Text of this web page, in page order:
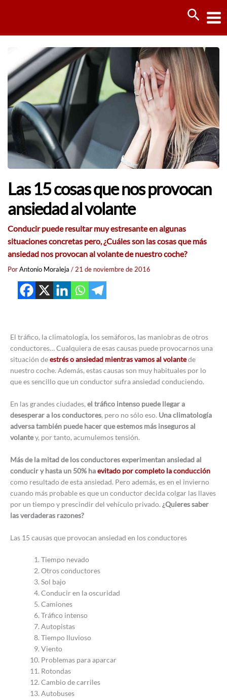
Las 15 cosas que nos provocan
ansiedad al volante
Conducir puede resultar muy estresante en algunas
situaciones concretas pero, ¿Cuáles son las cosas que más
ansiedad nos provocan al volante de nuestro coche?
PorAntonio Moraleja / 21 de noviembre de 2016
El tráfico, la climatología, los semáforos, las maniobras de otros
conductores… Cualquiera de esas causas puede provocarnos una
situación deestrés o ansiedad mientras vamos al volantede
nuestro coche. Además, estas causas son muy habituales por lo
que es sencillo que un conductor sufra ansiedad conduciendo.
En las grandes ciudades, el tráfico intenso puede llegar a
desesperar a los conductores, pero no sólo eso. Una climatología
adversa también puede hacer que estemos más inseguros al
volantey, por tanto, acumulemos tensión.
Más de la mitad de los conductores experimentan ansiedad al
conducir y hasta un 50% haevitado por completo la conducción
como resultado de esta ansiedad. Pero además, es en el invierno
cuando más probable es que un conductor decida colgar las llaves
por un tiempo y prescindir del vehículo privado. ¿Quieres saber
las verdaderas razones?
Las 15 causas que provocan ansiedad en los conductores
Tiempo nevado
Otros conductores
Sol bajo
Conducir en la oscuridad
Camiones
Tráfico intenso
Autopistas
Tiempo lluvioso
Viento
Problemas para aparcar
Rotondas
Cambio de carriles
Autobuses